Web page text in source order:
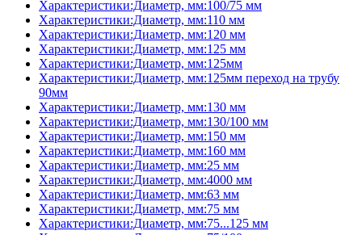
Характеристики:Диаметр, мм:100/75 мм
Характеристики:Диаметр, мм:110 мм
Характеристики:Диаметр, мм:120 мм
Характеристики:Диаметр, мм:125 мм
Характеристики:Диаметр, мм:125мм
Характеристики:Диаметр, мм:125мм переход на трубу
90мм
Характеристики:Диаметр, мм:130 мм
Характеристики:Диаметр, мм:130/100 мм
Характеристики:Диаметр, мм:150 мм
Характеристики:Диаметр, мм:160 мм
Характеристики:Диаметр, мм:25 мм
Характеристики:Диаметр, мм:4000 мм
Характеристики:Диаметр, мм:63 мм
Характеристики:Диаметр, мм:75 мм
Характеристики:Диаметр, мм:75...125 мм